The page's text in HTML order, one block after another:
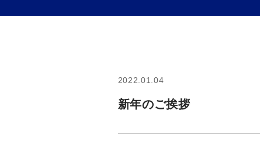
2022.01.04
新年のご挨拶